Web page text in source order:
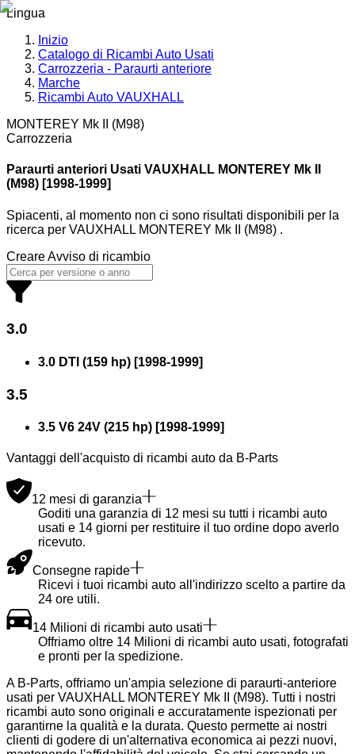
Lingua
Inizio
Catalogo di Ricambi Auto Usati
Carrozzeria - Paraurti anteriore
Marche
Ricambi Auto VAUXHALL
MONTEREY Mk II (M98)
Carrozzeria
Paraurti anteriori Usati VAUXHALL MONTEREY Mk II
(M98) [1998-1999]
Spiacenti, al momento non ci sono risultati disponibili per la
ricerca per VAUXHALL MONTEREY Mk II (M98) .
Creare Avviso di ricambio
3.0
3.0 DTI (159 hp) [1998-1999]
3.5
3.5 V6 24V (215 hp) [1998-1999]
Vantaggi dell'acquisto di ricambi auto da B-Parts
12 mesi di garanzia
Goditi una garanzia di 12 mesi su tutti i ricambi auto
usati e 14 giorni per restituire il tuo ordine dopo averlo
ricevuto.
Consegne rapide
Ricevi i tuoi ricambi auto all'indirizzo scelto a partire da
24 ore utili.
14 Milioni di ricambi auto usati
Offriamo oltre 14 Milioni di ricambi auto usati, fotografati
e pronti per la spedizione.
A B-Parts, offriamo un'ampia selezione di paraurti-anteriore
usati per VAUXHALL MONTEREY Mk II (M98). Tutti i nostri
ricambi auto sono originali e accuratamente ispezionati per
garantirne la qualità e la durata. Questo permette ai nostri
clienti di godere di un'alternativa economica ai pezzi nuovi,